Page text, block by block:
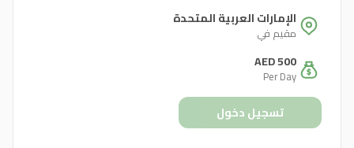
الإمارات العربية المتحدة
مقيم في
AED 500
Per Day
تسجيل دخول